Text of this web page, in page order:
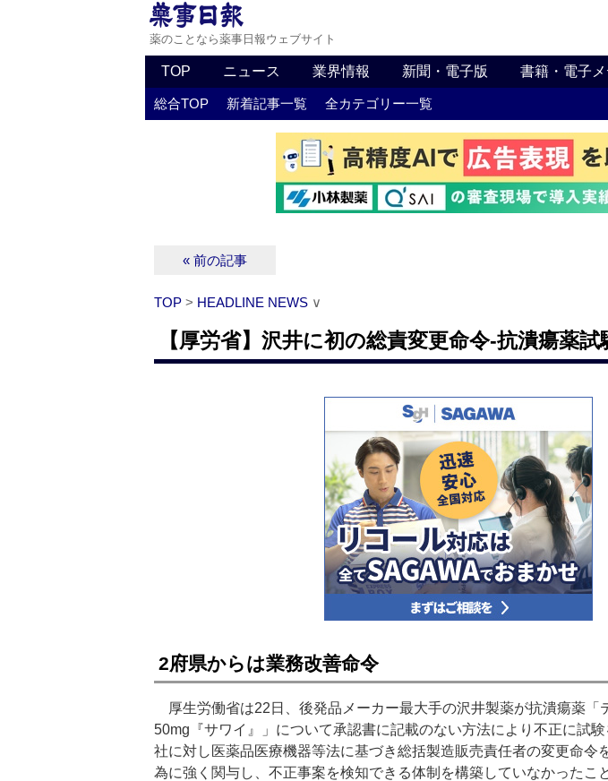
薬のことなら薬事日報ウェブサイト
TOP ニュース 業界情報 新聞・電子版 書籍・電子
総合TOP 新着記事一覧 全カテゴリー一覧
« 前の記事
TOP > HEADLINE NEWS ∨
【厚労省】沢井に初の総責変更命令‐抗潰瘍薬
2府県からは業務改善命令
厚生労働省は22日、後発品メーカー最大手の沢井製薬が抗潰瘍薬「
50mg『サワイ』」について承認書に記載のない方法により不正に試
社に対し医薬品医療機器等法に基づき総括製造販売責任者の変更命令
為に強く関与し、不正事案を検知できる体制を構築していなかったこ